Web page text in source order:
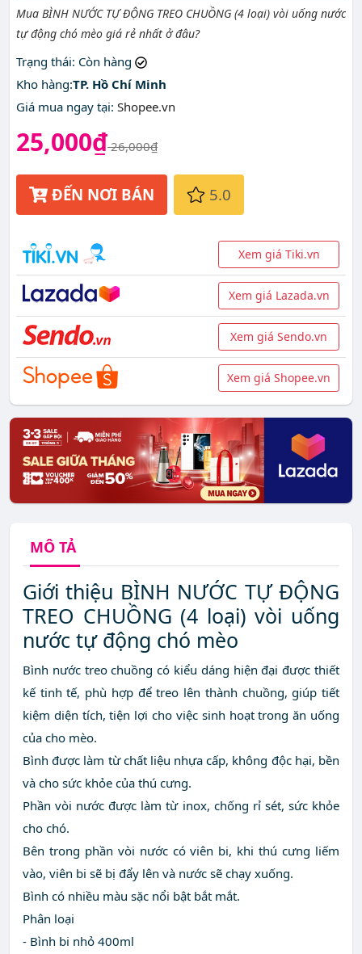
Mô tả ngắn
Mua BÌNH NƯỚC TỰ ĐỘNG TREO CHUỒNG (4 loại) vòi uống nước
tự động chó mèo giá rẻ nhất ở đâu?
Trạng thái: Còn hàng
Kho hàng:TP. Hồ Chí Minh
Giá mua ngay tại: Shopee.vn
25,000₫26,000₫
ĐẾN NƠI BÁN 5.0
Xem giá Tiki.vn
Xem giá Lazada.vn
Xem giá Sendo.vn
Xem giá Shopee.vn
MÔ TẢ
Giới thiệu BÌNH NƯỚC TỰ ĐỘNG
TREO CHUỒNG (4 loại) vòi uống
nước tự động chó mèo
Bình nước treo chuồng có kiểu dáng hiện đại được thiết
kế tinh tế, phù hợp để treo lên thành chuồng, giúp tiết
kiệm diện tích, tiện lợi cho việc sinh hoạt trong ăn uống
của cho mèo.
Bình được làm từ chất liệu nhựa cấp, không độc hại, bền
và cho sức khỏe của thú cưng.
Phần vòi nước được làm từ inox, chống rỉ sét, sức khỏe
cho chó.
Bên trong phần vòi nước có viên bi, khi thú cưng liếm
vào, viên bi sẽ bị đẩy lên và nước sẽ chạy xuống.
Bình có nhiều màu sặc nổi bật bắt mắt.
Phân loại
- Bình bi nhỏ 400ml